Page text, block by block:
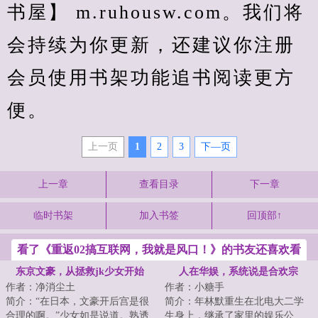
书屋】 m.ruhousw.com。我们将
会持续为你更新，还建议你注册
会员使用书架功能追书阅读更方
便。
上一页 1 2 3 下—页
上一章 查看目录 下一章
临时书架 加入书签 回顶部↑
看了《重返02搞互联网，我就是风口！》的书友还喜欢看
东京文豪，从拯救jk少女开始
作者：净消尘土
简介：“在日本，文豪开后宫是很
合理的啊。”少女如是说道。熟透
人在华娱，系统说是合欢宗
作者：小糖手
简介：年林默重生在北电大二学
生身上，继承了家里的娱乐公